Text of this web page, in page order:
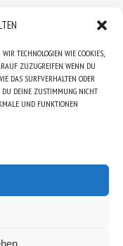
TECHNOLOGIEN WIE COOKIES,
ZUZUGREIFEN. WENN DU
DAS SURFVERHALTEN ODER
DU DEINE ZUSTIMMUNG NICHT
UND FUNKTIONEN